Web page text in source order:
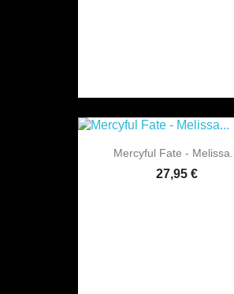
Mercyful Fate - Melissa...
27,95 €